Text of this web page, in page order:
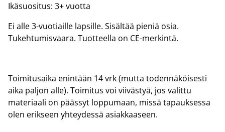
Ikäsuositus: 3+ vuotta
Ei alle 3-vuotiaille lapsille. Sisältää pieniä osia.
Tukehtumisvaara. Tuotteella on CE-merkintä.
Toimitusaika enintään 14 vrk (mutta todennäköisesti
aika paljon alle). Toimitus voi viivästyä, jos valittu
materiaali on päässyt loppumaan, missä tapauksessa
olen erikseen yhteydessä asiakkaaseen.